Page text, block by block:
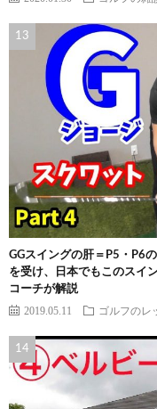
GGスイングの肝＝P5・P6
を受け、日本でもこのスイ
コーチが解説
2019.05.11 ゴルフのレ